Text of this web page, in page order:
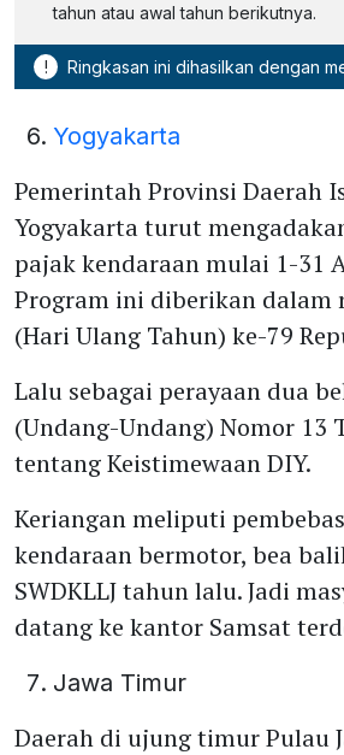
tahun atau awal tahun berikutnya.
! Ringkasan ini dihasilkan dengan
Yogyakarta
Pemerintah Provinsi Daerah
Yogyakarta turut
pajak kendaraan mulai 1-31
Program ini diberikan dalam
(Hari Ulang Tahun) ke-79
Lalu sebagai perayaan dua
(Undang-Undang) Nomor 13
tentang Keistimewaan DIY.
Keriangan meliputi
kendaraan bermotor, bea
SWDKLLJ tahun lalu. Jadi
datang ke kantor Samsat
Jawa Timur
Daerah di ujung timur Pulau